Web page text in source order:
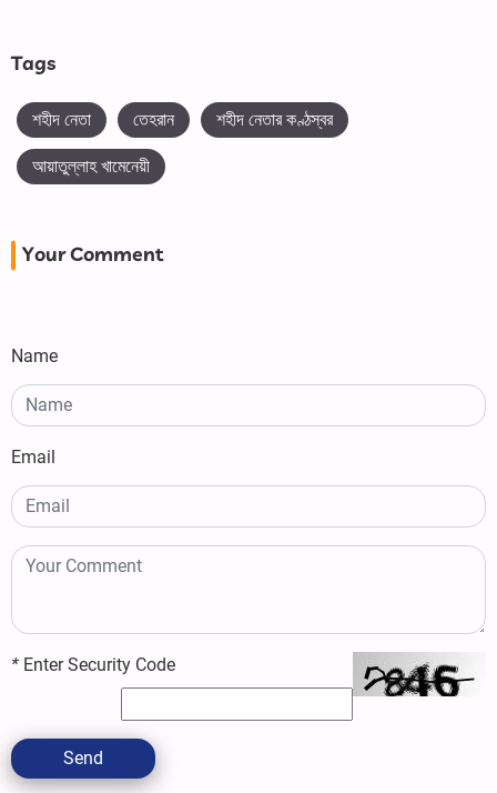
Tags
শহীদ নেতা তেহরান শহীদ নেতার কণ্ঠস্বর
আয়াতুল্লাহ খামেনেয়ী
Your Comment
Name
Email
* Enter Security Code
Send